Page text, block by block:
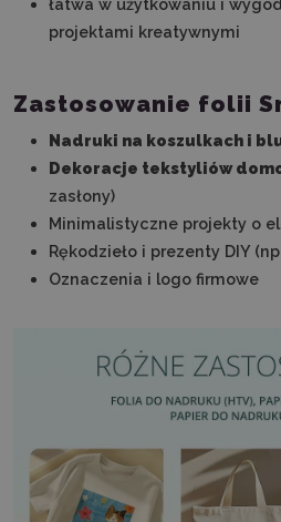
łatwa w użytkowaniu i
projektami kreatywnymi
Zastosowanie folii
Nadruki na koszulkach i
Dekoracje tekstyliów
zasłony)
Minimalistyczne projekty o
Rękodzieło i prezenty DIY
Oznaczenia i logo firmowe